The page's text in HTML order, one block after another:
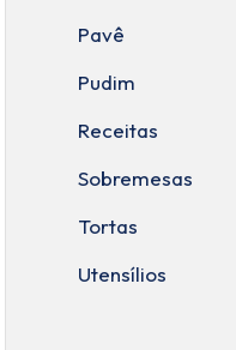
Pavê
Pudim
Receitas
Sobremesas
Tortas
Utensílios